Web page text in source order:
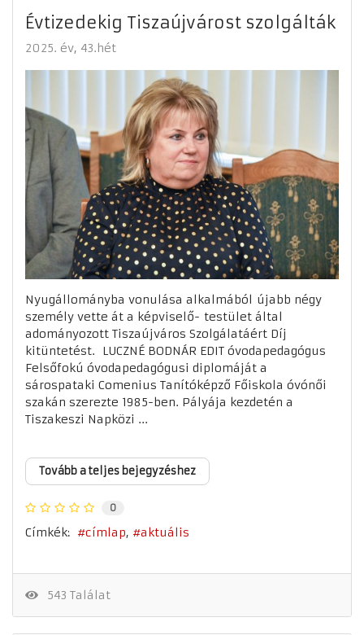
Évtizedekig Tiszaújvárost szolgálták
2025. év 43.hét
Nyugállományba vonulása alkalmából újabb négy
személy vette át a képviselő- testület által
adományozott Tiszaújváros Szolgálatáért Díj
kitüntetést. LUCZNÉ BODNÁR EDIT óvodapedagógus
Felsőfokú óvodapedagógusi diplomáját a
sárospataki Comenius Tanítóképző Főiskola óvónői
szakán szerezte 1985-ben. Pályája kezdetén a
Tiszakeszi Napközi ...
Tovább a teljes bejegyzéshez
0
Címkék: címlap aktuális
543 Találat